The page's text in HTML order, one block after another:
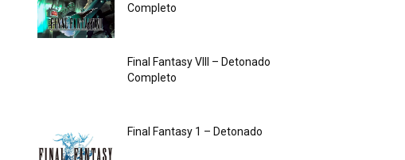
Completo
Final Fantasy VIII – Detonado
Completo
Final Fantasy 1 – Detonado